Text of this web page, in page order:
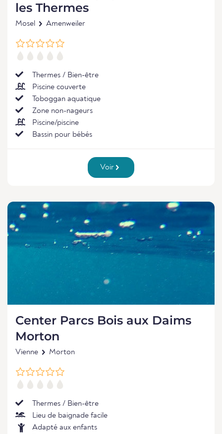
les Thermes
Mosel Amenweiler
Thermes / Bien-être
Piscine couverte
Toboggan aquatique
Zone non-nageurs
Piscine/piscine
Bassin pour bébés
Voir
Center Parcs Bois aux Daims
Morton
Vienne Morton
Thermes / Bien-être
Lieu de baignade facile
Adapté aux enfants